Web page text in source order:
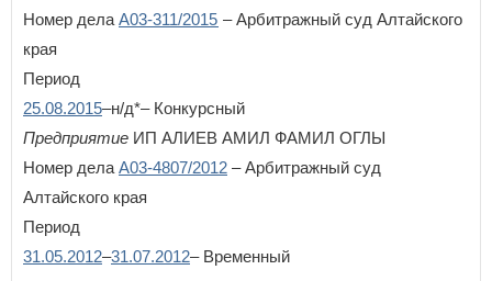
Ленинградская область
Липецкая область
М
Магаданская область
Москва
Московская область
Мурманская область
Ненецкий автономный округ
Нижегородская область
Номер дела А03-311/2015 – Арбитражный суд Алтайского
края
Период
25.08.2015–н/д*– Конкурсный
Предприятие ИП АЛИЕВ АМИЛ ФАМИЛ ОГЛЫ
Номер дела А03-4807/2012 – Арбитражный суд
Алтайского края
Период
31.05.2012–31.07.2012– Временный
ВОЙТИ
Не запоминать меня
Если вы АУ, то
восстановите параль
au-info@mail.ru